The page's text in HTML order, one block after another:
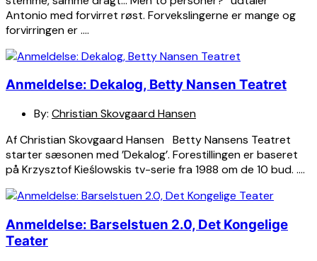
Antonio med forvirret røst. Forvekslingerne er mange og
forvirringen er ….
Anmeldelse: Dekalog, Betty Nansen Teatret
By: Christian Skovgaard Hansen
Af Christian Skovgaard Hansen Betty Nansens Teatret
starter sæsonen med ’Dekalog’. Forestillingen er baseret
på Krzysztof Kieślowskis tv-serie fra 1988 om de 10 bud. ….
Anmeldelse: Barselstuen 2.0, Det Kongelige
Teater